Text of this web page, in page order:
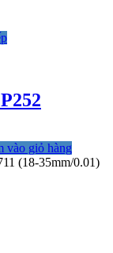
vào giỏ hàng
(18-35mm/0.01)